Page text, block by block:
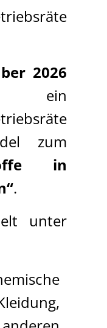
2026
ein
zum
in
.
unter